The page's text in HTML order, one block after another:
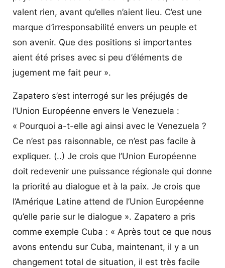
valent rien, avant qu’elles n’aient lieu. C’est une
marque d’irresponsabilité envers un peuple et
son avenir. Que des positions si importantes
aient été prises avec si peu d’éléments de
jugement me fait peur ».
Zapatero s’est interrogé sur les préjugés de
l’Union Européenne envers le Venezuela :
« Pourquoi a-t-elle agi ainsi avec le Venezuela ?
Ce n’est pas raisonnable, ce n’est pas facile à
expliquer. (..) Je crois que l’Union Européenne
doit redevenir une puissance régionale qui donne
la priorité au dialogue et à la paix. Je crois que
l’Amérique Latine attend de l’Union Européenne
qu’elle parie sur le dialogue ». Zapatero a pris
comme exemple Cuba : « Après tout ce que nous
avons entendu sur Cuba, maintenant, il y a un
changement total de situation, il est très facile